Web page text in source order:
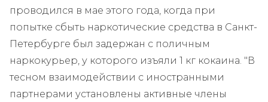
проводился в мае этого года, когда при
попытке сбыть наркотические средства в Санкт-
Петербурге был задержан с поличным
наркокурьер, у которого изъяли 1 кг кокаина. "В
тесном взаимодействии с иностранными
партнерами установлены активные члены